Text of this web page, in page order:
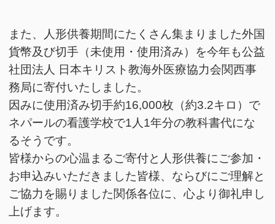
また、人形供養期間にたくさん集まりました外国
貨幣及び切手（未使用・使用済み）を今年も公益
社団法人 日本キリスト教海外医療協力会関西事
務局に寄付いたしました。
因みに使用済み切手約16,000枚（約3.2キロ）で
ネパールの看護学校で1人1年分の教科書代にな
るそうです。
皆様からの心温まるご寄付と人形供養にご参加・
お申込みいただきました皆様、ならびにご理解と
ご協力を賜りました関係各位に、心より御礼申し
上げます。